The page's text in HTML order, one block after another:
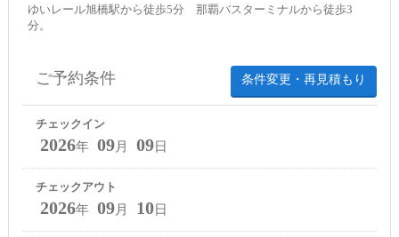
ゆいレール旭橋駅から徒歩5分 那覇バスターミナルから徒歩3
分。
条件変更・再見積もり
ご予約条件
チェックイン
2026年 09月 09日
チェックアウト
2026年 09月 10日